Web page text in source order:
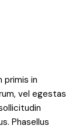
primis in
vel egestas
Phasellus